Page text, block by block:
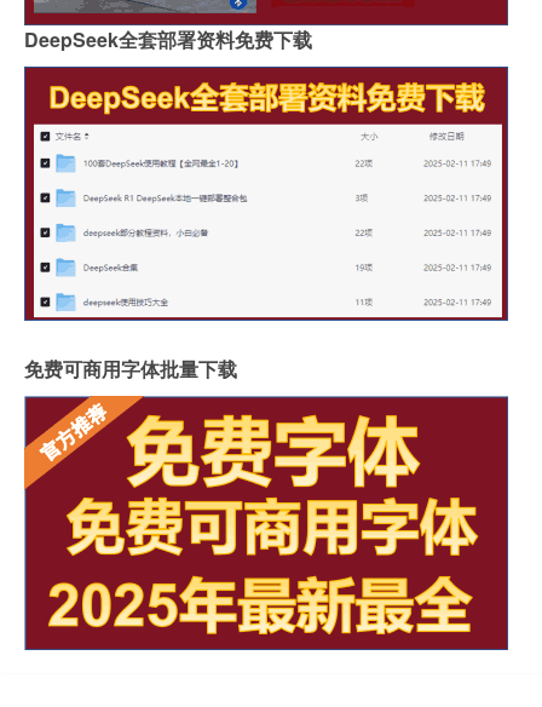
DeepSeek全套部署资料免费下载
免费可商用字体批量下载